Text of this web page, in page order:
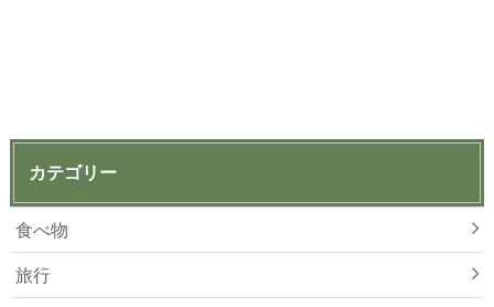
カテゴリー
食べ物
旅行